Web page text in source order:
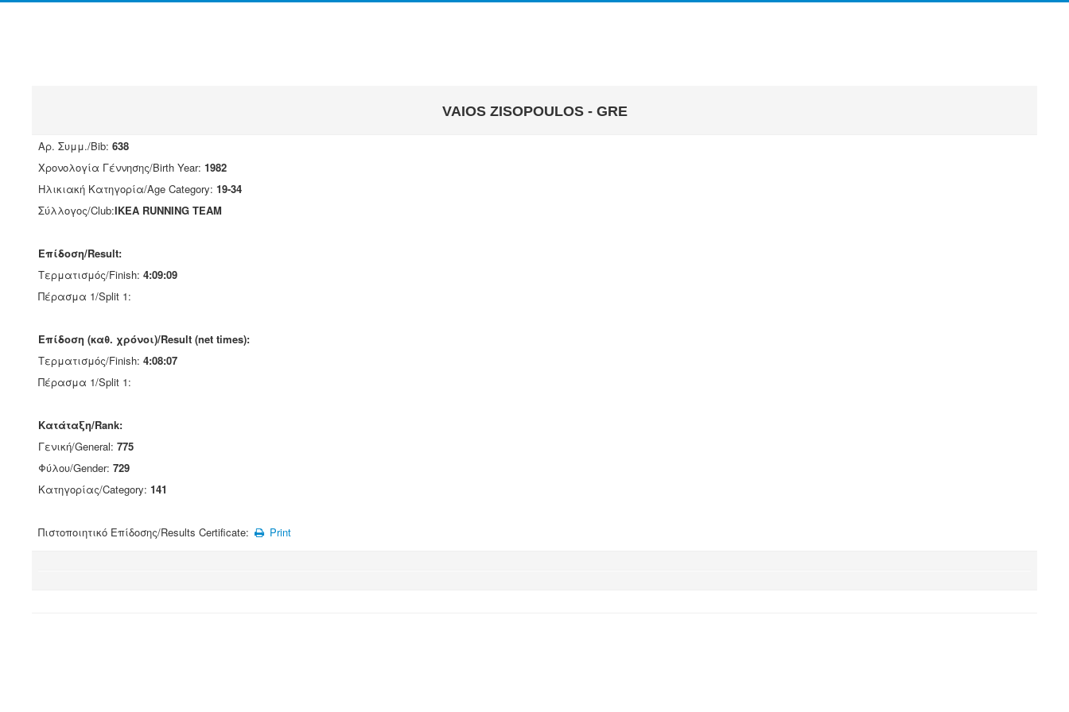
VAIOS ZISOPOULOS - GRE
Αρ. Συμμ./Bib: 638
Χρονολογία Γέννησης/Birth Year: 1982
Ηλικιακή Κατηγορία/Age Category: 19-34
Σύλλογος/Club:IKEA RUNNING TEAM
Επίδοση/Result:
Τερματισμός/Finish: 4:09:09
Πέρασμα 1/Split 1:
Επίδοση (καθ. χρόνοι)/Result (net times):
Τερματισμός/Finish: 4:08:07
Πέρασμα 1/Split 1:
Κατάταξη/Rank:
Γενική/General: 775
Φύλου/Gender: 729
Κατηγορίας/Category: 141
Πιστοποιητικό Επίδοσης/Results Certificate: Print